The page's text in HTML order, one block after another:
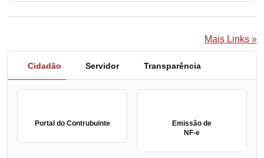
Mais Links »
Cidadão Servidor Transparência
Portal do Contrubuinte
Emissão de
NF-e